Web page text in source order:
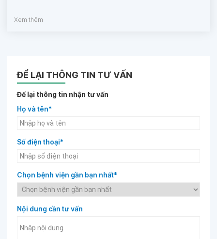
Xem thêm
ĐỂ LẠI THÔNG TIN TƯ VẤN
Để lại thông tin nhận tư vấn
Họ và tên*
Số điện thoại*
Chọn bệnh viện gần bạn nhất*
Nội dung cần tư vấn